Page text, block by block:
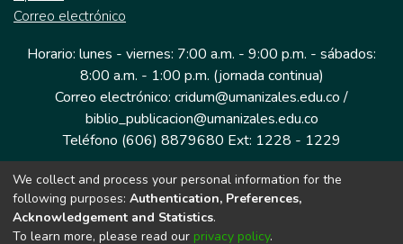
Correo electrónico
Horario: lunes - viernes: 7:00 a.m. - 9:00 p.m. - sábados:
8:00 a.m. - 1:00 p.m. (jornada continua)
Correo electrónico: cridum@umanizales.edu.co /
biblio_publicacion@umanizales.edu.co
Teléfono (606) 8879680 Ext: 1228 - 1229
Dirección: Cra 9 a # 19-03 Edificio histórico, piso 1
Manizales, Caldas
Colombia.
We collect and process your personal information for the
following purposes: Authentication, Preferences,
Acknowledgement and Statistics.
To learn more, please read our privacy policy.